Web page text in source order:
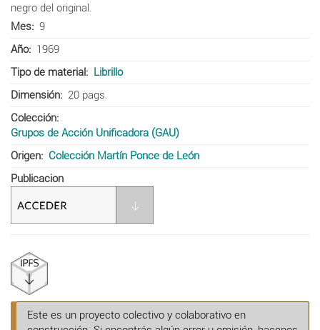
negro del original.
Mes
9
Año
1969
Tipo de material
Librillo
Dimensión
20 pags.
Colección
Grupos de Acción Unificadora (GAU)
Origen
Colección Martín Ponce de León
Publicacion
Este es un proyecto colectivo y colaborativo en